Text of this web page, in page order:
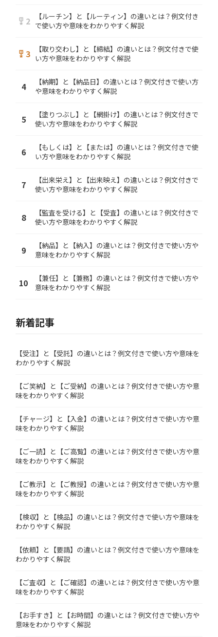
military_tech 2
【ルーチン】と【ルーティン】の違いとは？例文付き
で使い方や意味をわかりやすく解説
military_tech 3
【取り交わし】と【締結】の違いとは？例文付きで使
い方や意味をわかりやすく解説
4
【納期】と【納品日】の違いとは？例文付きで使い方
や意味をわかりやすく解説
5
【塗りつぶし】と【網掛け】の違いとは？例文付きで
使い方や意味をわかりやすく解説
6
【もしくは】と【または】の違いとは？例文付きで使
い方や意味をわかりやすく解説
7
【出来栄え】と【出来映え】の違いとは？例文付きで
使い方や意味をわかりやすく解説
8
【監査を受ける】と【受査】の違いとは？例文付きで
使い方や意味をわかりやすく解説
9
【納品】と【納入】の違いとは？例文付きで使い方や
意味をわかりやすく解説
10
【兼任】と【兼務】の違いとは？例文付きで使い方や
意味をわかりやすく解説
新着記事
【受注】と【受託】の違いとは？例文付きで使い方や意味を
わかりやすく解説
【ご笑納】と【ご受納】の違いとは？例文付きで使い方や意
味をわかりやすく解説
【チャージ】と【入金】の違いとは？例文付きで使い方や意
味をわかりやすく解説
【ご一読】と【ご高覧】の違いとは？例文付きで使い方や意
味をわかりやすく解説
【ご教示】と【ご教授】の違いとは？例文付きで使い方や意
味をわかりやすく解説
【検収】と【検品】の違いとは？例文付きで使い方や意味を
わかりやすく解説
【依頼】と【要請】の違いとは？例文付きで使い方や意味を
わかりやすく解説
【ご査収】と【ご確認】の違いとは？例文付きで使い方や意
味をわかりやすく解説
【お手すき】と【お時間】の違いとは？例文付きで使い方や
意味をわかりやすく解説